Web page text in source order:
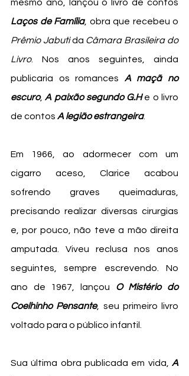
Laços de Família
Prêmio Jabuti da Câmara Brasileira do
Livro. Nos anos seguintes, ainda
publicaria os romances A maçã no
escuro, A paixão segundo G.H e o livro
de contos A legião estrangeira.
Em 1966, ao adormecer com um
cigarro aceso, Clarice acabou
sofrendo graves queimaduras,
precisando realizar diversas cirurgias
e, por pouco, não teve a mão direita
amputada. Viveu reclusa nos anos
seguintes, sempre escrevendo. No
ano de 1967, lançou O Mistério do
Coelhinho Pensante, seu primeiro livro
voltado para o público infantil.
Sua última obra publicada em vida, A